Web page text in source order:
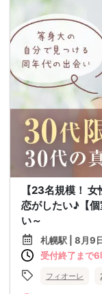
【23名規模！
恋がしたい♪【
い～
札幌駅 | 8月9
受付終了まで6
フィオーレ